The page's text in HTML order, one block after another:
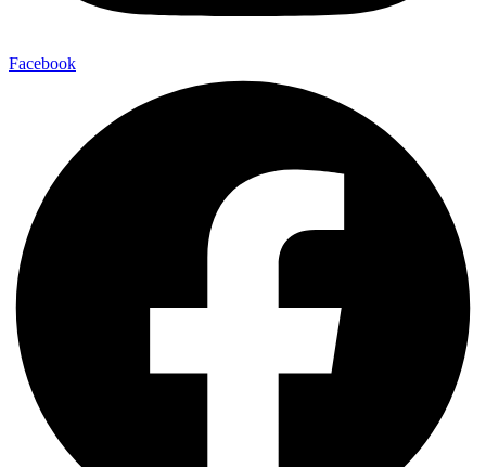
Facebook